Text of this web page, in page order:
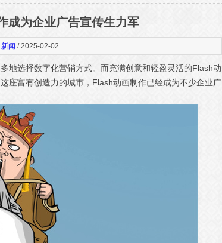
成为企业广告宣传生力军
闻 / 2025-02-02
地选择数字化营销方式。而充满创意和轻盈灵活的Flash动
座富有创造力的城市，Flash动画制作已经成为不少企业广